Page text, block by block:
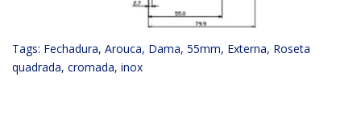
Tags: Fechadura, Arouca, Dama, 55mm, Externa, Roseta
quadrada, cromada, inox